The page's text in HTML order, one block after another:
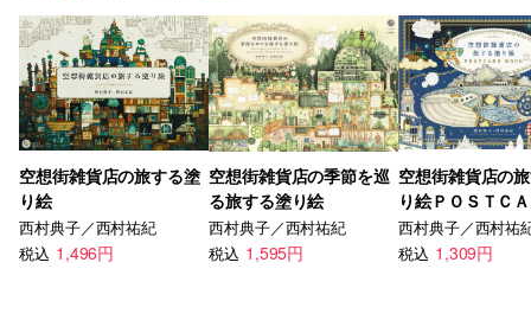
空想街雑貨店の旅する塗
り絵
西村典子／西村祐紀
税込 1,496円
空想街雑貨店の季節を巡
る旅する塗り絵
西村典子／西村祐紀
税込 1,595円
空想街雑貨店の
り絵ＰＯＳＴ
ＢＯＯＫ
西村典子／西村祐
税込 1,309円